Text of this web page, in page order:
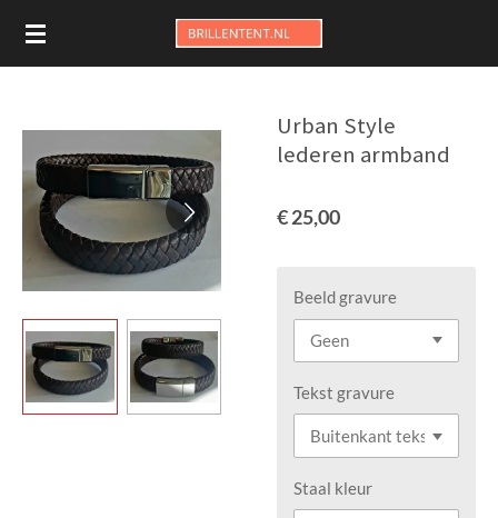
Ga
direct
hoofdinhoud
Urban Style
lederen armband
€ 25,00
Beeld gravure
Tekst gravure
Staal kleur